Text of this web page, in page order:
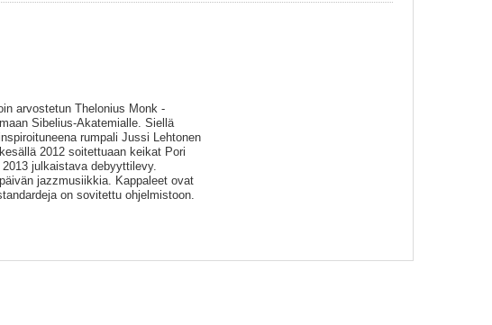
arvostetun Thelonius Monk -
Sibelius-Akatemialle. Siellä
rumpali Jussi Lehtonen
2012 soitettuaan keikat Pori
julkaistava debyyttilevy.
jazzmusiikkia. Kappaleet ovat
on sovitettu ohjelmistoon.